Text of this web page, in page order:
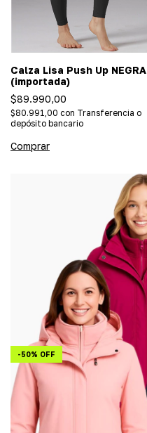
Calza Lisa Push Up NEGRA
(importada)
$89.990,00
$80.991,00 con Transferencia o
depósito bancario
Comprar
-50% OFF